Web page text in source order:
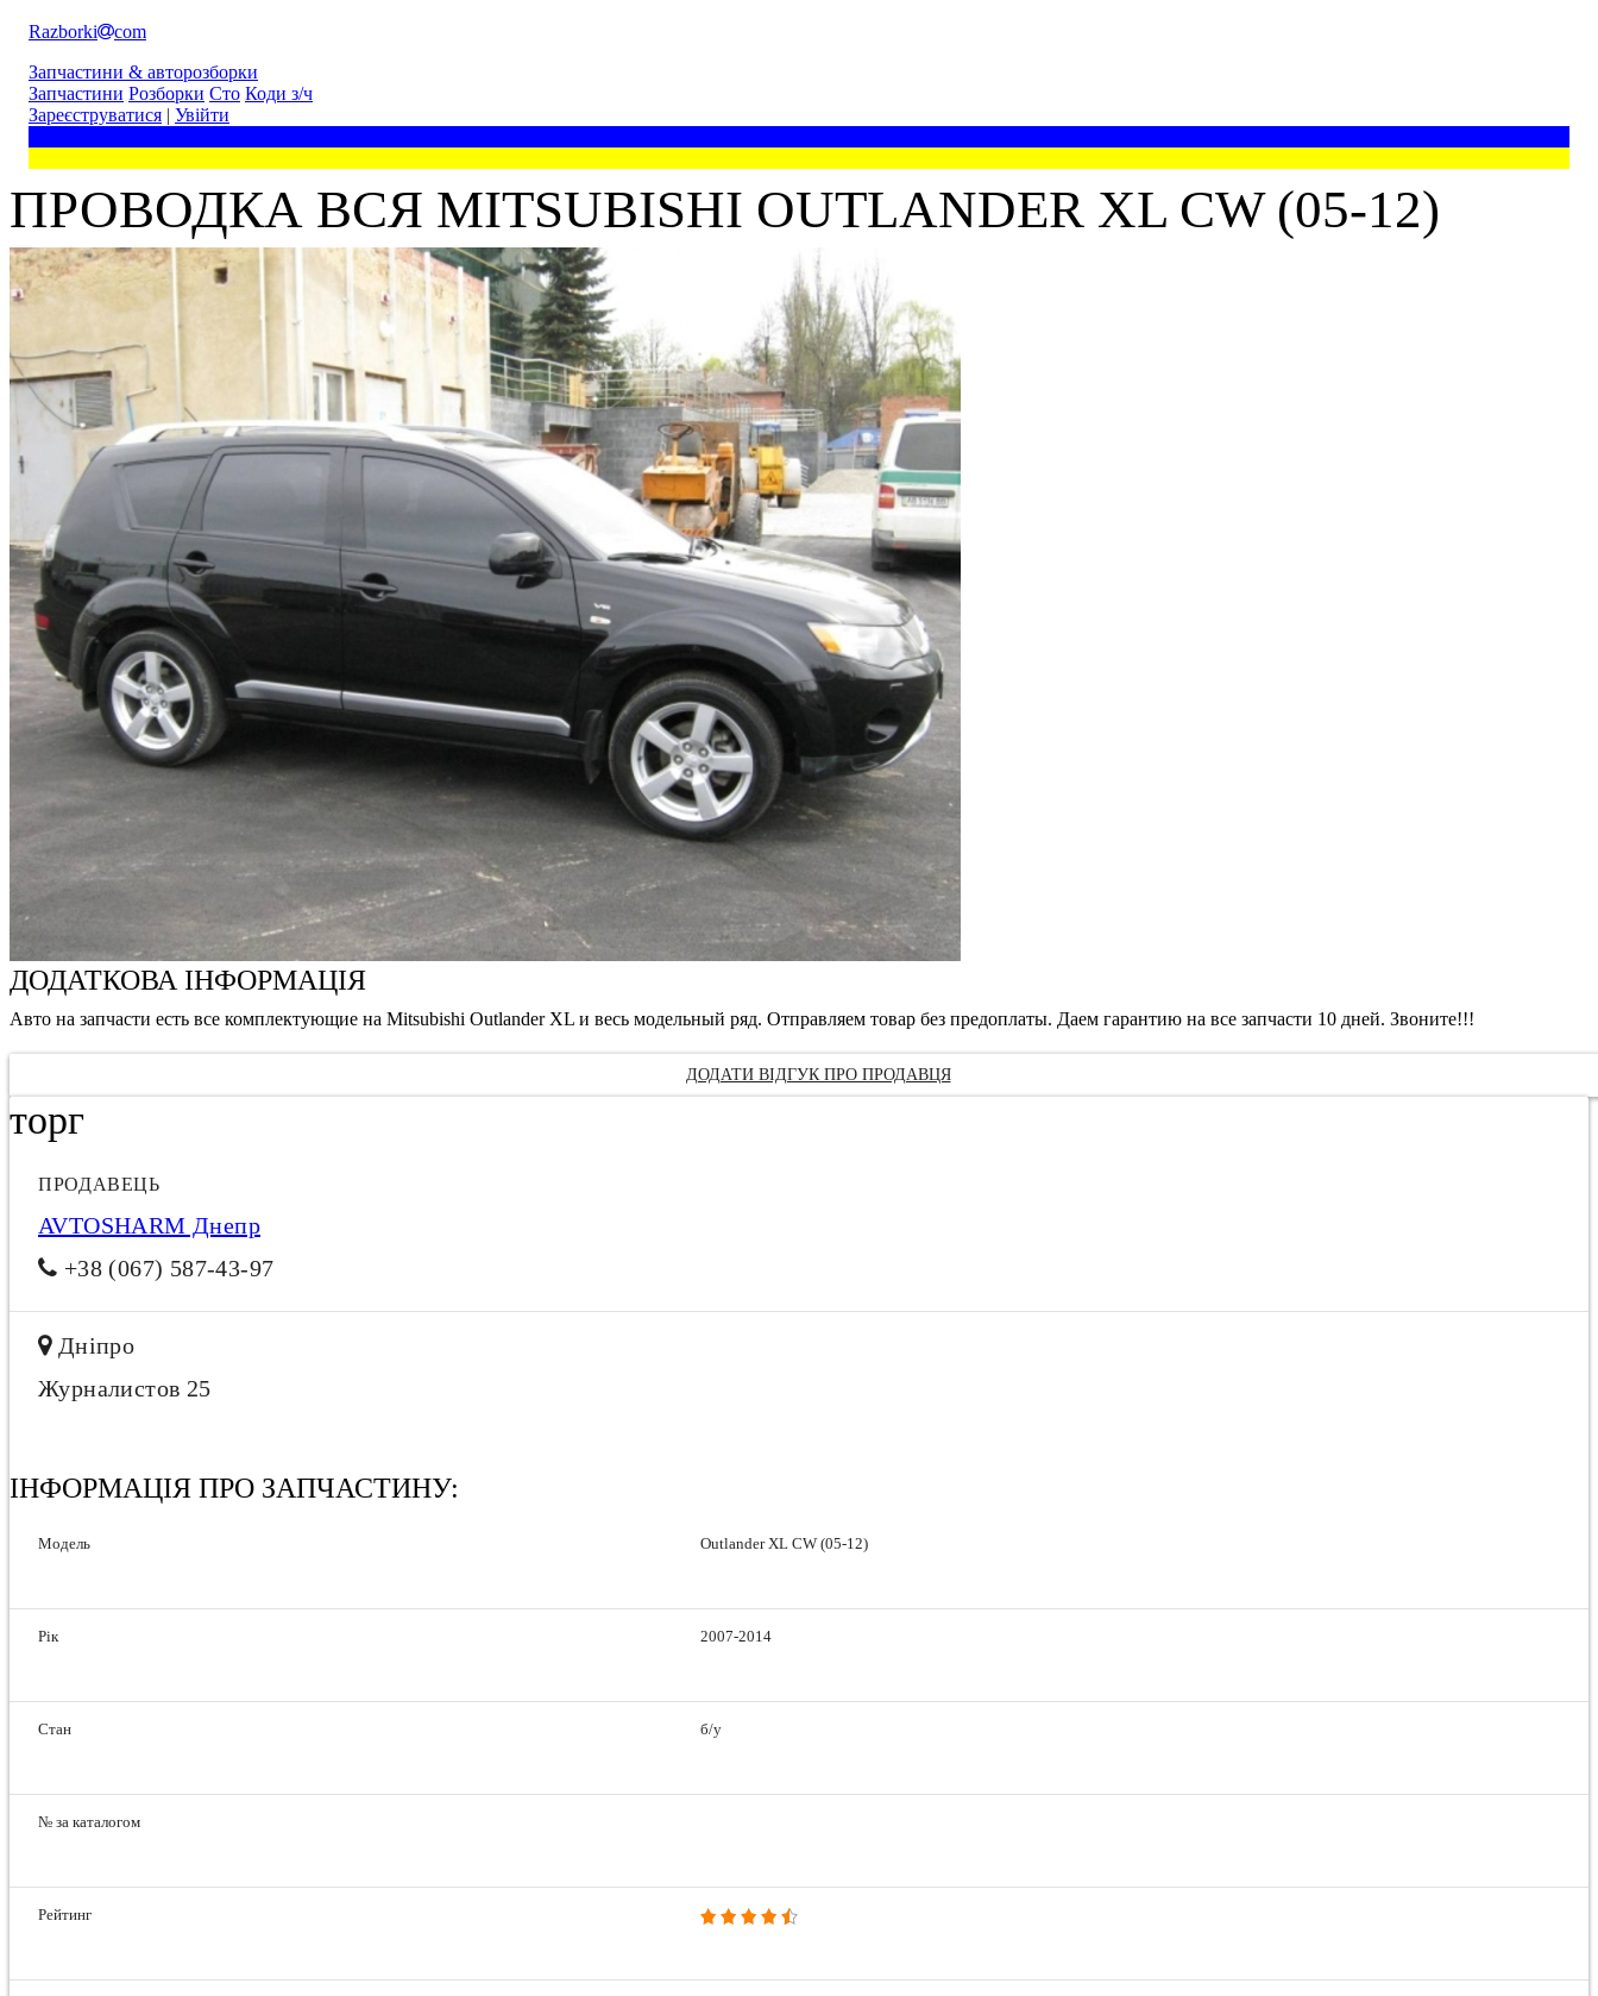
Razborki
com
Запчастини & авторозборки
Запчастини Розборки Сто Коди з/ч
Зареєструватися | Увійти
ПРОВОДКА ВСЯ MITSUBISHI OUTLANDER XL CW (05-12)
ДОДАТКОВА ІНФОРМАЦІЯ
Авто на запчасти есть все комплектующие на Mitsubishi Outlander XL и весь модельный ряд. Отправляем товар без предоплаты. Даем гарантию на все запчасти 10 дней. Звоните!!!
ДОДАТИ ВІДГУК ПРО ПРОДАВЦЯ
торг
ПРОДАВЕЦЬ
AVTOSHARM Днепр
+38 (067) 587-43-97
Дніпро
Журналистов 25
ІНФОРМАЦІЯ ПРО ЗАПЧАСТИНУ:
Модель Outlander XL CW (05-12)
Рік 2007-2014
Стан б/у
№ за каталогом
Рейтинг